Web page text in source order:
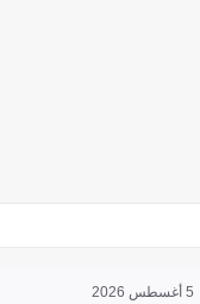
5 أغسطس 2026